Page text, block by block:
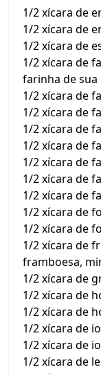
1/2 xícara de
1/2 xícara de
1/2 xícara de
1/2 xícara de
farinha de
1/2 xícara de
1/2 xícara de
1/2 xícara de
1/2 xícara de
1/2 xícara de
1/2 xícara de
1/2 xícara de
1/2 xícara de
1/2 xícara de
1/2 xícara de
framboesa,
1/2 xícara de
1/2 xícara de
1/2 xícara de
1/2 xícara de
1/2 xícara de
1/2 xícara de